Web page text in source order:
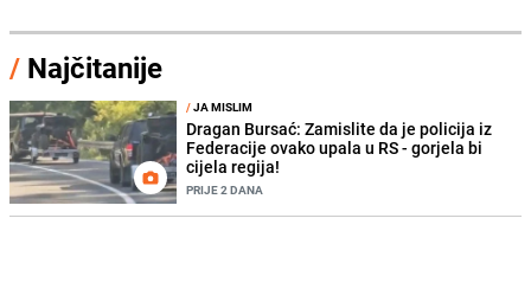
/ Najčitanije
/JA MISLIM
Dragan Bursać: Zamislite da je policija iz
Federacije ovako upala u RS - gorjela bi
cijela regija!
PRIJE 2 DANA